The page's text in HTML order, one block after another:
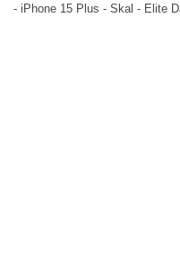
- iPhone 15 Plus - Skal - Elite